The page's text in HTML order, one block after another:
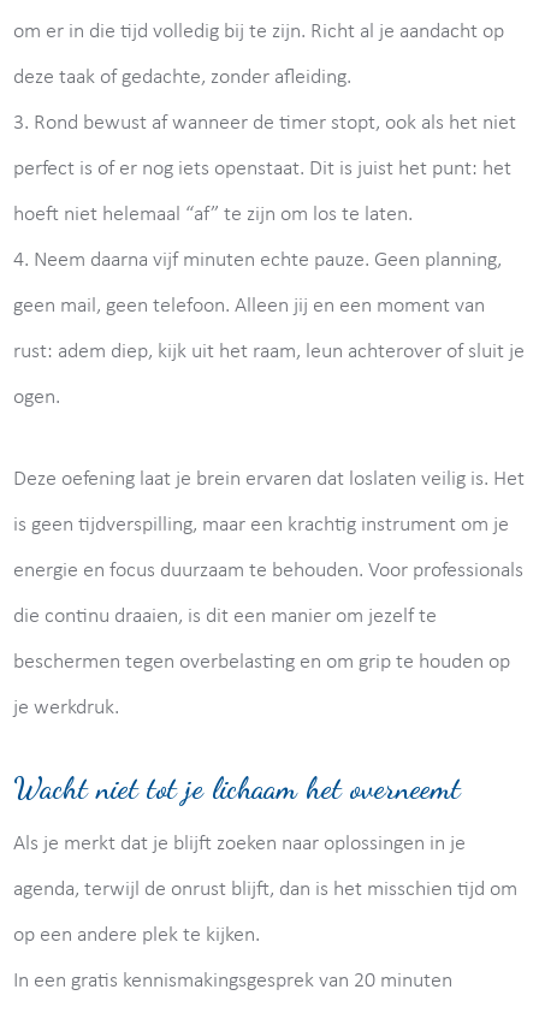
om er in die tijd volledig bij te zijn. Richt al je aandacht op
deze taak of gedachte, zonder afleiding.
3. Rond bewust af wanneer de timer stopt, ook als het niet
perfect is of er nog iets openstaat. Dit is juist het punt: het
hoeft niet helemaal “af” te zijn om los te laten.
4. Neem daarna vijf minuten echte pauze. Geen planning,
geen mail, geen telefoon. Alleen jij en een moment van
rust: adem diep, kijk uit het raam, leun achterover of sluit je
ogen.
Deze oefening laat je brein ervaren dat loslaten veilig is. Het
is geen tijdverspilling, maar een krachtig instrument om je
energie en focus duurzaam te behouden. Voor professionals
die continu draaien, is dit een manier om jezelf te
beschermen tegen overbelasting en om grip te houden op
je werkdruk.
Wacht niet tot je lichaam het overneemt
Als je merkt dat je blijft zoeken naar oplossingen in je
agenda, terwijl de onrust blijft, dan is het misschien tijd om
op een andere plek te kijken.
In een gratis kennismakingsgesprek van 20 minuten